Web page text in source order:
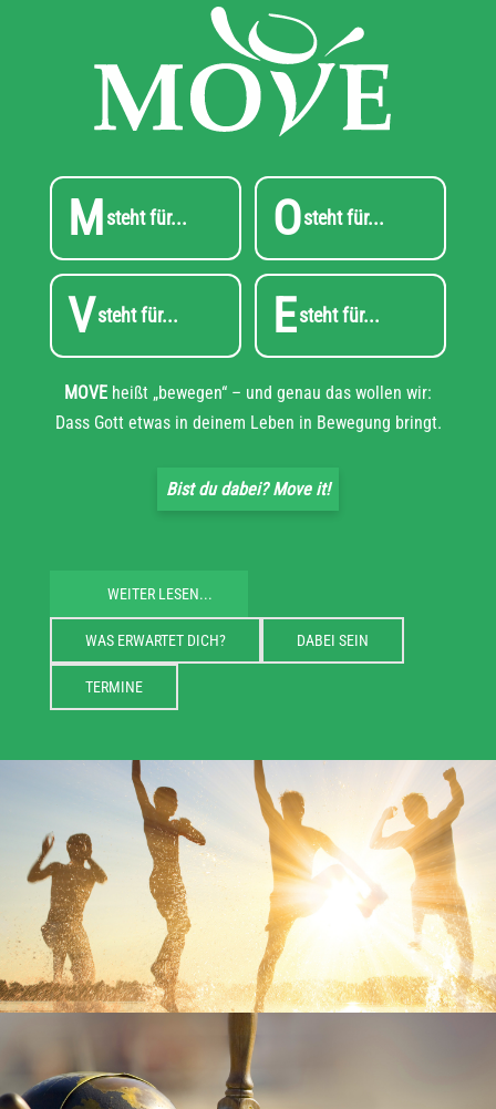
Msteht für... Osteht für...
Vsteht für... Esteht für...
MOVE heißt „bewegen“ – und genau das wollen wir:
Dass Gott etwas in deinem Leben in Bewegung bringt.
Bist du dabei? Move it!
WEITER LESEN...
WAS ERWARTET DICH? DABEI SEIN
TERMINE